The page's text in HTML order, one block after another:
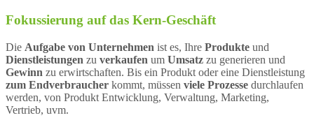
Fokussierung auf das Kern-Geschäft
Die Aufgabe von Unternehmen ist es, Ihre Produkte und
Dienstleistungen zu verkaufen um Umsatz zu generieren und
Gewinn zu erwirtschaften. Bis ein Produkt oder eine Dienstleistung
zum Endverbraucher kommt, müssen viele Prozesse durchlaufen
werden, von Produkt Entwicklung, Verwaltung, Marketing,
Vertrieb, uvm.